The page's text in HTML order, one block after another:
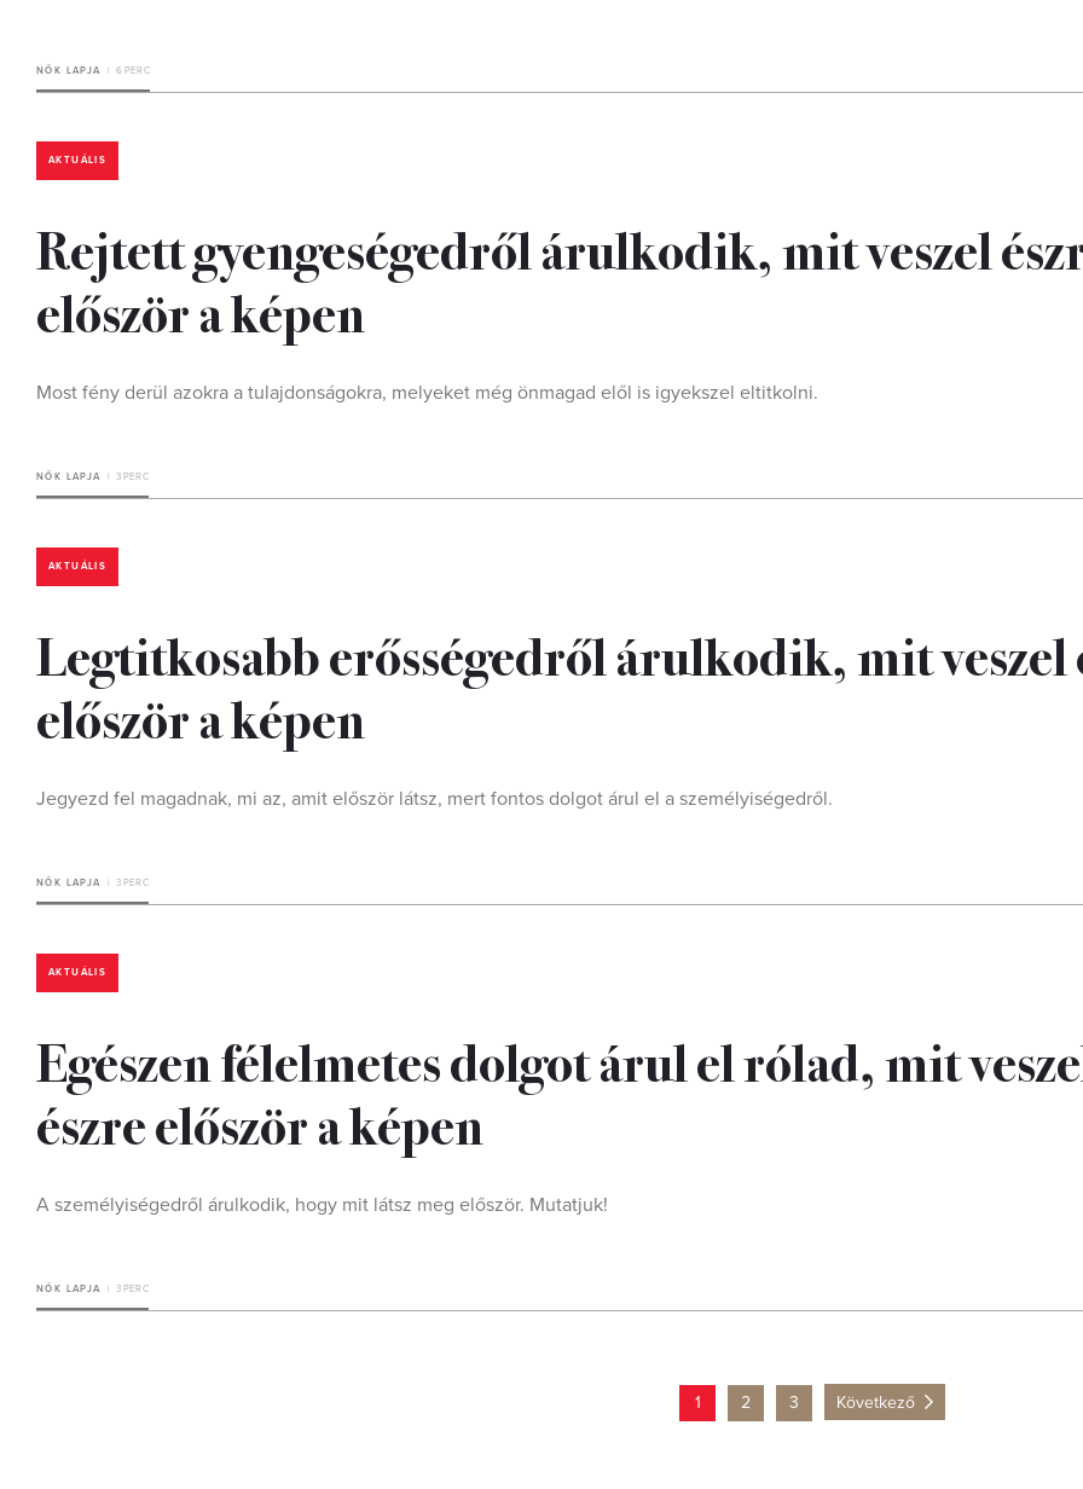
NŐK LAPJA 6 PERC
AKTUÁLIS
Rejtett gyengeségedről árulkodik, mit veszel
először a képen
Most fény derül azokra a tulajdonságokra, melyeket még önmagad elől is igyekszel eltitkolni.
NŐK LAPJA 3 PERC
AKTUÁLIS
Legtitkosabb erősségedről árulkodik, mit veszel
először a képen
Jegyezd fel magadnak, mi az, amit először látsz, mert fontos dolgot árul el a személyiségedről.
NŐK LAPJA 3 PERC
AKTUÁLIS
Egészen félelmetes dolgot árul el rólad, mit
észre először a képen
A személyiségedről árulkodik, hogy mit látsz meg először. Mutatjuk!
NŐK LAPJA 3 PERC
1 2 3 Következő